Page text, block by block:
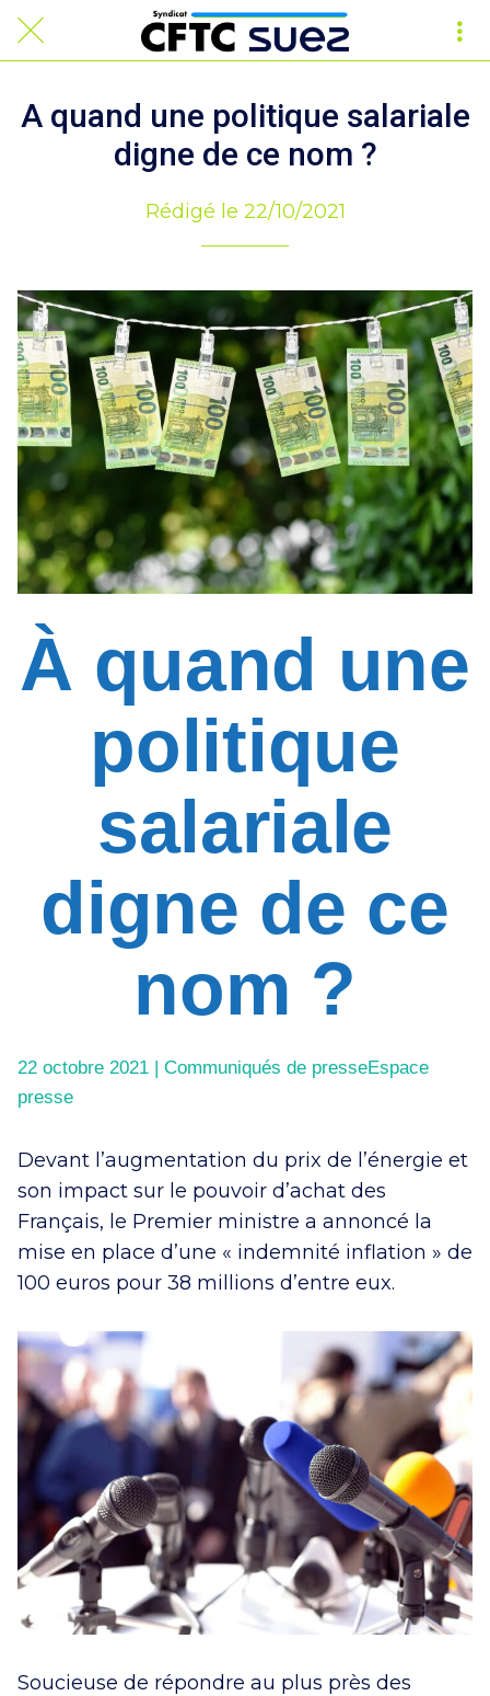
A quand une politique salariale
digne de ce nom ?
Rédigé le 22/10/2021
À quand une
politique
salariale
digne de ce
nom ?
22 octobre 2021 | Communiqués de presseEspace
presse
Devant l’augmentation du prix de l’énergie et
son impact sur le pouvoir d’achat des
Français, le Premier ministre a annoncé la
mise en place d’une « indemnité inflation » de
100 euros pour 38 millions d’entre eux.
Soucieuse de répondre au plus près des